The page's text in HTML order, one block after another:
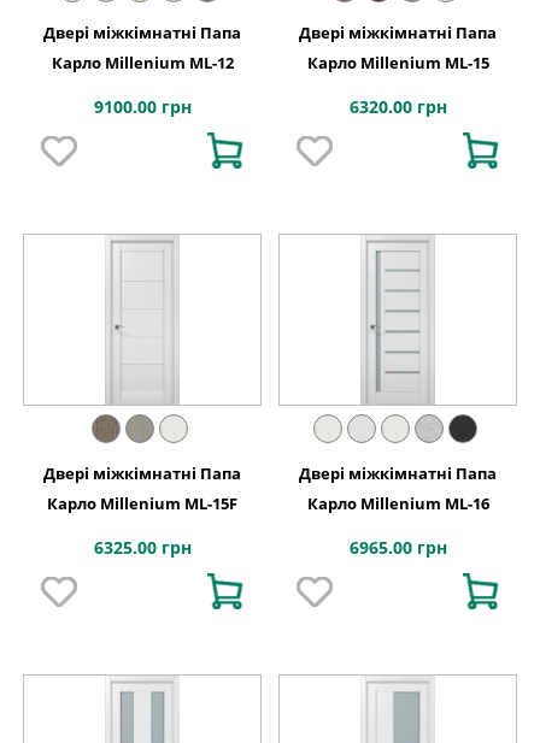
Двері міжкімнатні Папа
Карло Millenium ML-12
9100.00 грн
Двері міжкімнатні Папа
Карло Millenium ML-15
6320.00 грн
Двері міжкімнатні Папа
Карло Millenium ML-15F
6325.00 грн
Двері міжкімнатні Папа
Карло Millenium ML-16
6965.00 грн